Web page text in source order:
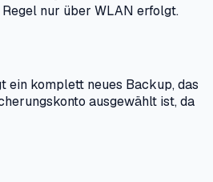
nur über WLAN erfolgt.
ein komplett neues Backup, das
ausgewählt ist, da